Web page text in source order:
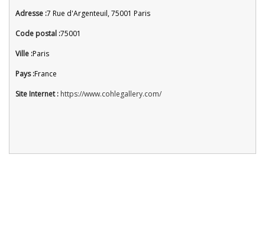
Adresse :7 Rue d'Argenteuil, 75001 Paris
Code postal :75001
Ville :Paris
Pays :France
Site Internet : https://www.cohlegallery.com/